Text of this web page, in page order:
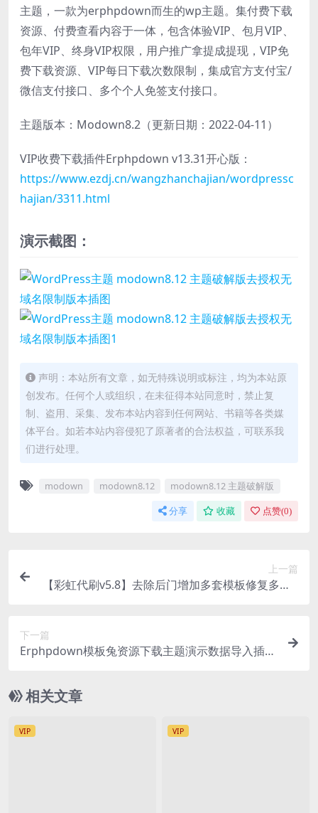
主题，一款为erphpdown而生的wp主题。集付费下载
资源、付费查看内容于一体，包含体验VIP、包月VIP、
包年VIP、终身VIP权限，用户推广拿提成提现，VIP免
费下载资源、VIP每日下载次数限制，集成官方支付宝/
微信支付接口、多个个人免签支付接口。
主题版本：Modown8.2（更新日期：2022-04-11）
VIP收费下载插件Erphpdown v13.31开心版：
https://www.ezdj.cn/wangzhanchajian/wordpressc
hajian/3311.html
演示截图：
声明：本站所有文章，如无特殊说明或标注，均为本站原
创发布。任何个人或组织，在未征得本站同意时，禁止复
制、盗用、采集、发布本站内容到任何网站、书籍等各类媒
体平台。如若本站内容侵犯了原著者的合法权益，可联系我
们进行处理。
modown modown8.12 modown8.12 主题破解版
分享 收藏 点赞(0)
上一篇
【彩虹代刷v5.8】去除后门增加多套模板修复多处B
下一篇
Erphpdown模板兔资源下载主题演示数据导入插件
相关文章
VIP VIP